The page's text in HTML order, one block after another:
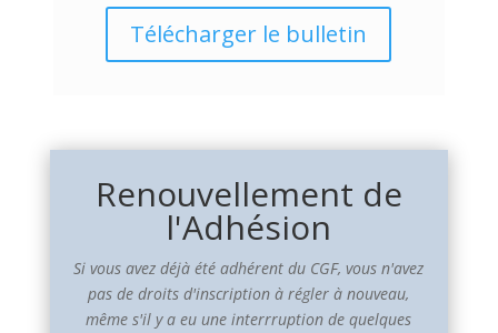
Télécharger le bulletin
Renouvellement de
l'Adhésion
Si vous avez déjà été adhérent du CGF, vous n'avez
pas de droits d'inscription à régler à nouveau,
même s'il y a eu une interrruption de quelques